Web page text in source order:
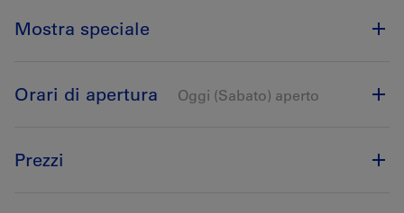
Mostra speciale
Orari di apertura Oggi (Sabato) aperto
Prezzi